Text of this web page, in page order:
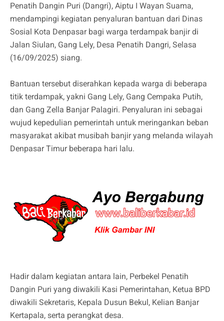
Penatih Dangin Puri (Dangri), Aiptu I Wayan Suama,
mendampingi kegiatan penyaluran bantuan dari Dinas
Sosial Kota Denpasar bagi warga terdampak banjir di
Jalan Siulan, Gang Lely, Desa Penatih Dangri, Selasa
(16/09/2025) siang.
Bantuan tersebut diserahkan kepada warga di beberapa
titik terdampak, yakni Gang Lely, Gang Cempaka Putih,
dan Gang Zella Banjar Palagiri. Penyaluran ini sebagai
wujud kepedulian pemerintah untuk meringankan beban
masyarakat akibat musibah banjir yang melanda wilayah
Denpasar Timur beberapa hari lalu.
Hadir dalam kegiatan antara lain, Perbekel Penatih
Dangin Puri yang diwakili Kasi Pemerintahan, Ketua BPD
diwakili Sekretaris, Kepala Dusun Bekul, Kelian Banjar
Kertapala, serta perangkat desa.